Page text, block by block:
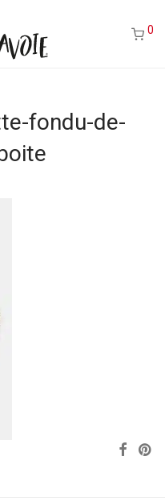
0
fondu-de-